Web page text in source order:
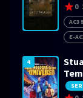
0
AC3
E-
4